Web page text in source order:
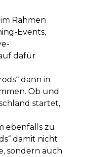
Rahmen
Events,
dafür
dann in
Ob und
startet,
ebenfalls zu
damit nicht
sondern auch